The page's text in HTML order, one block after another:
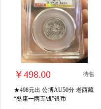
￥498.00 待售
★498元出 公博AU50分 老西藏
“桑康一两五钱”银币